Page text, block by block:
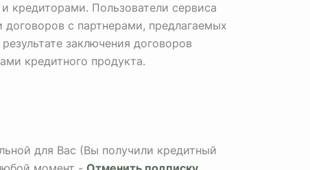
кредиторами. Пользователи сервиса
с партнерами, предлагаемых
заключения договоров
кредитного продукта.
для Вас (Вы получили кредитный